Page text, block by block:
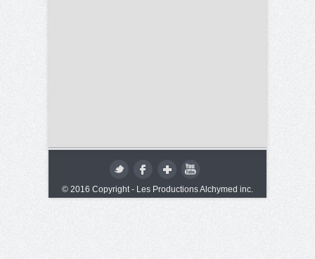
© 2016 Copyright - Les Productions Alchymed inc.